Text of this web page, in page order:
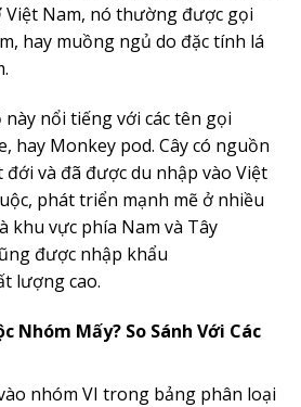
Việt Nam, nó thường được gọi
hay muồng ngủ do đặc tính lá
nổi tiếng với các tên gọi
hay Monkey pod. Cây có nguồn
và đã được du nhập vào Việt
phát triển mạnh mẽ ở nhiều
khu vực phía Nam và Tây
được nhập khẩu
lượng cao.
Nhóm Mấy? So Sánh Với Các
nhóm VI trong bảng phân loại